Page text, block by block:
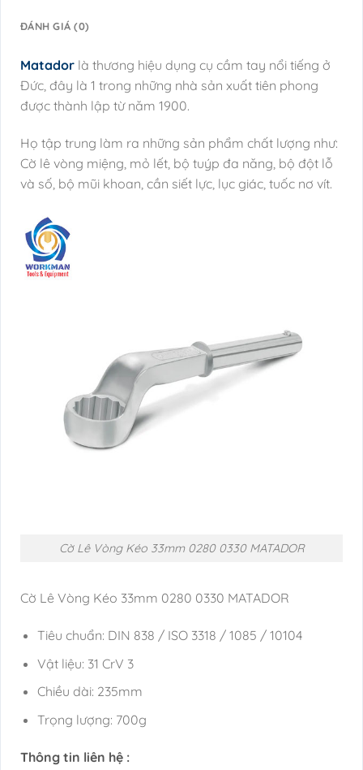
ĐÁNH GIÁ (0)
Matador là thương hiệu dụng cụ cầm tay nổi tiếng ở
Đức, đây là 1 trong những nhà sản xuất tiên phong
được thành lập từ năm 1900.
Họ tập trung làm ra những sản phẩm chất lượng như:
Cờ lê vòng miệng, mỏ lết, bộ tuýp đa năng, bộ đột lỗ
và số, bộ mũi khoan, cần siết lực, lục giác, tuốc nơ vít.
Cờ Lê Vòng Kéo 33mm 0280 0330 MATADOR
Cờ Lê Vòng Kéo 33mm 0280 0330 MATADOR
Tiêu chuẩn: DIN 838 / ISO 3318 / 1085 / 10104
Vật liệu: 31 CrV 3
Chiều dài: 235mm
Trọng lượng: 700g
Thông tin liên hệ :